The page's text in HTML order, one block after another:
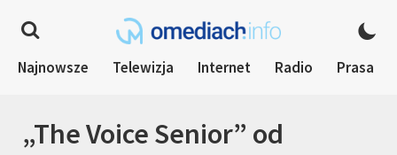
Najnowsze Telewizja Internet Radio Prasa
„The Voice Senior” od